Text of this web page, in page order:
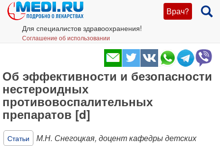
Врач?
Для специалистов здравоохранения!
Соглашение об использовании
Об эффективности и безопасности
нестероидных
противовоспалительных
препаратов [d]
Статьи
М.Н. Снегоцкая, доцент кафедры детских